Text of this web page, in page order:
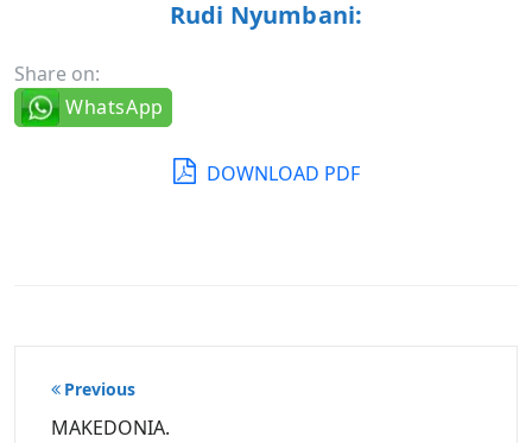
Rudi Nyumbani:
Share on:
WhatsApp
DOWNLOAD PDF
Post
navigation
Previous
MAKEDONIA.